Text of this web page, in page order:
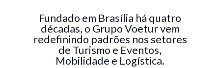
Fundado em Brasília há quatro
décadas, o Grupo Voetur vem
redefinindo padrões nos setores
de Turismo e Eventos,
Mobilidade e Logística.